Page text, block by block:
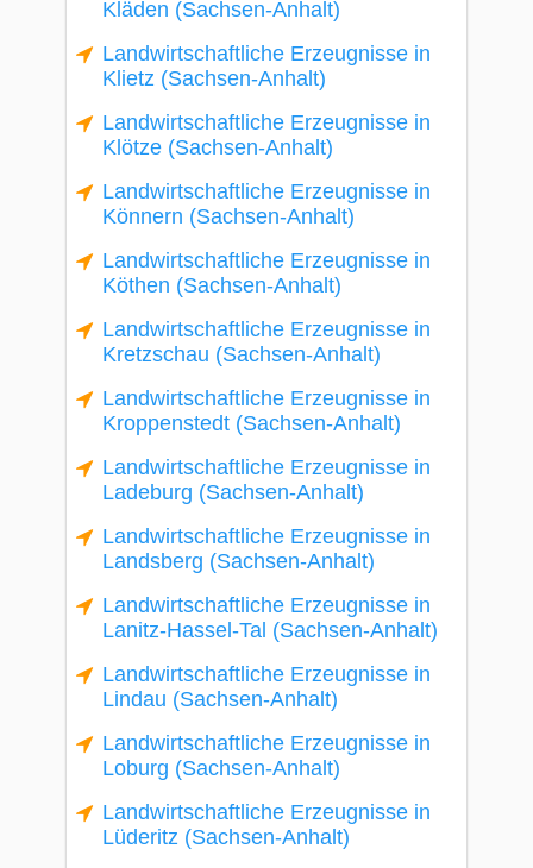
Kläden (Sachsen-Anhalt)
Landwirtschaftliche Erzeugnisse in
Klietz (Sachsen-Anhalt)
Landwirtschaftliche Erzeugnisse in
Klötze (Sachsen-Anhalt)
Landwirtschaftliche Erzeugnisse in
Könnern (Sachsen-Anhalt)
Landwirtschaftliche Erzeugnisse in
Köthen (Sachsen-Anhalt)
Landwirtschaftliche Erzeugnisse in
Kretzschau (Sachsen-Anhalt)
Landwirtschaftliche Erzeugnisse in
Kroppenstedt (Sachsen-Anhalt)
Landwirtschaftliche Erzeugnisse in
Ladeburg (Sachsen-Anhalt)
Landwirtschaftliche Erzeugnisse in
Landsberg (Sachsen-Anhalt)
Landwirtschaftliche Erzeugnisse in
Lanitz-Hassel-Tal (Sachsen-Anhalt)
Landwirtschaftliche Erzeugnisse in
Lindau (Sachsen-Anhalt)
Landwirtschaftliche Erzeugnisse in
Loburg (Sachsen-Anhalt)
Landwirtschaftliche Erzeugnisse in
Lüderitz (Sachsen-Anhalt)